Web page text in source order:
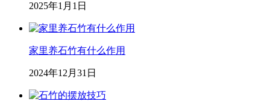
2025年1月1日
家里养石竹有什么作用
2024年12月31日